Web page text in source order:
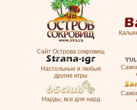
Сайт Острова сокровищ
Настольные и любые
другие игры
Нарды, все для нард